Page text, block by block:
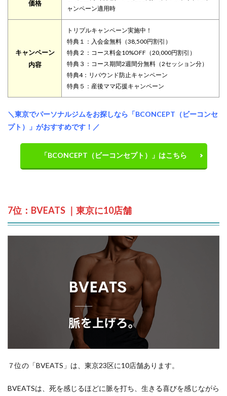
価格
ャンペーン適用時
キャンペーン
内容
トリプルキャンペーン実施中！
特典１：入会金無料（38,500円割引）
特典２：コース料金10%OFF（20,000円割引）
特典３：コース期間2週間分無料（2セッション分）
特典4：リバウンド防止キャンペーン
特典５：産後ママ応援キャンペーン
＼東京でパーソナルジムをお探しなら「BCONCEPT（ビーコンセ
プト）」がおすすめです！／
「BCONCEPT（ビーコンセプト）」はこちら
7位：BVEATS ｜東京に10店舗
７位の「BVEATS」は、東京23区に10店舗あります。
BVEATSは、死を感じるほどに脈を打ち、生きる喜びを感じながら